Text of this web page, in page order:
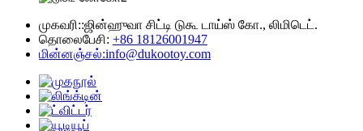
முகவரி::ஜின்ஹுவா சிட்டி டுகூ டாய்ஸ் கோ., லிமிடெட்.
தொலைபேசி: +86 18126001947
மின்னஞ்சல்:info@dukootoy.com